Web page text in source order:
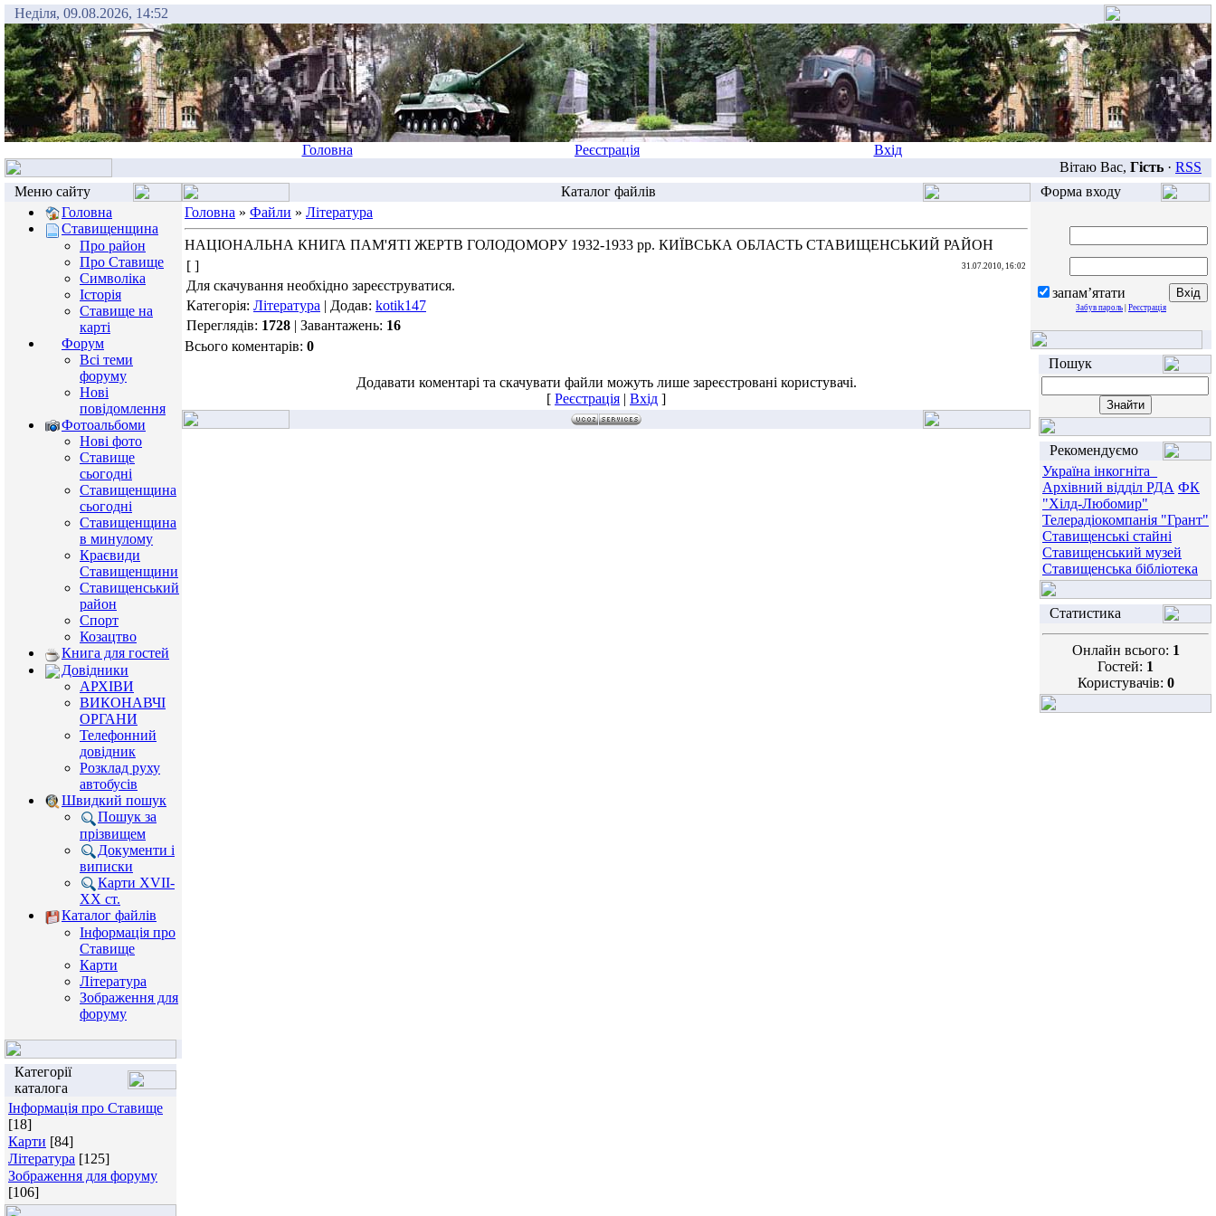
Неділя, 09.08.2026, 14:52
Головна Реєстрація
Вхід
Вітаю Вас, Гість · RSS
Меню сайту
Головна
Ставищенщина
Про район
Про Ставище
Символіка
Історія
Ставище на
карті
Форум
Всі теми
форуму
Нові
повідомлення
Фотоальбоми
Нові фото
Ставище
сьогодні
Ставищенщина
сьогодні
Ставищенщина
в минулому
Краєвиди
Ставищенщини
Ставищенський
район
Спорт
Козацтво
Книга для гостей
Довідники
АРХІВИ
ВИКОНАВЧІ
ОРГАНИ
Телефонний
довідник
Розклад руху
автобусів
Швидкий пошук
Пошук за
прізвищем
Документи і
виписки
Карти XVII-
XX ст.
Каталог файлів
Інформація про
Ставище
Карти
Література
Зображення для
форуму
Категорії
каталога
Інформація про Ставище
[18]
Карти [84]
Література [125]
Зображення для форуму
[106]
Каталог файлів
Головна » Файли » Література
НАЦІОНАЛЬНА КНИГА ПАМ'ЯТІ ЖЕРТВ ГОЛОДОМОРУ 1932-1933 рр. КИЇВСЬКА ОБЛАСТЬ СТАВИЩЕНСЬКИЙ РАЙОН
[ ]
31.07.2010, 16:02
Для скачування необхідно зареєструватися.
Категорія: Література | Додав: kotik147
Переглядів: 1728 | Завантажень: 16
Всього коментарів: 0
Додавати коментарі та скачувати файли можуть лише зареєстровані користувачі.
[ Реєстрація | Вхід ]
Форма входу
запам’ятати
Забув пароль Реєстрація
Пошук
Рекомендуємо
Україна інкогніта_
Архівний відділ РДА ФК
"Хілд-Любомир"
Телерадіокомпанія "Грант"
Ставищенські стайні
Ставищенський музей
Ставищенська бібліотека
Статистика
Онлайн всього: 1
Гостей: 1
Користувачів: 0